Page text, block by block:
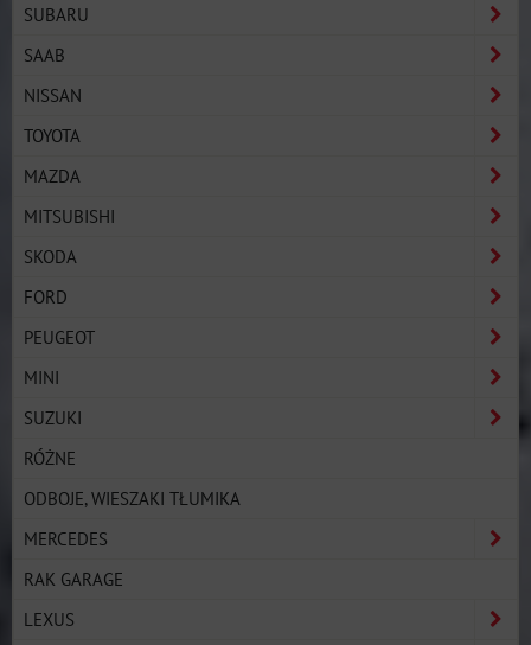
SUBARU
SAAB
NISSAN
TOYOTA
MAZDA
MITSUBISHI
SKODA
FORD
PEUGEOT
MINI
SUZUKI
RÓŻNE
ODBOJE, WIESZAKI TŁUMIKA
MERCEDES
RAK GARAGE
LEXUS